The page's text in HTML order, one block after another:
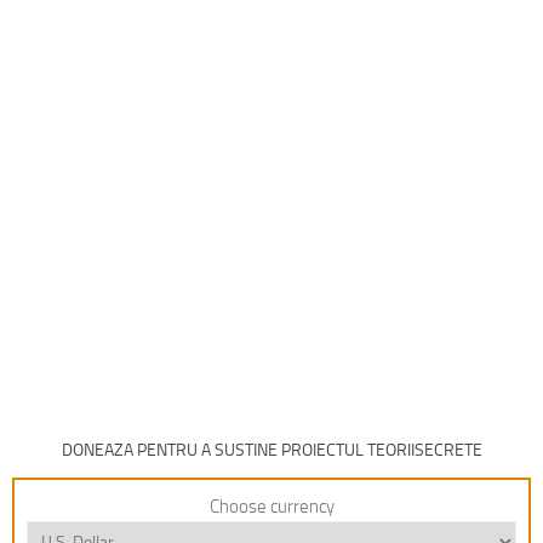
DONEAZA PENTRU A SUSTINE PROIECTUL TEORIISECRETE
Choose currency